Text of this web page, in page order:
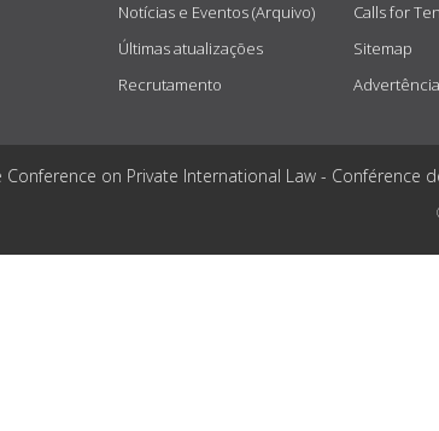
Notícias e Eventos (Arquivo)
Últimas atualizações
Recrutamento
Calls for
Sitemap
Conference on Private International Law -